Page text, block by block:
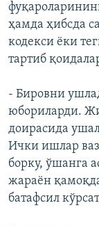
ҳамда ҳибсда
кодекси ёки
тартиб
- Бировни
юбориларди.
доирасида
Ички ишлар
борку, ўшанга
жараён
батафсил